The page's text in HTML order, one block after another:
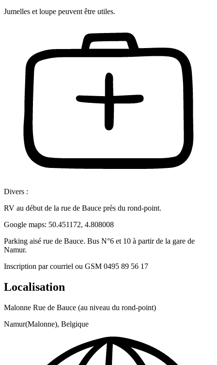
Jumelles et loupe peuvent être utiles.
Divers :
RV au début de la rue de Bauce près du rond-point.
Google maps: 50.451172, 4.808008
Parking aisé rue de Bauce. Bus N°6 et 10 à partir de la gare de
Namur.
Inscription par courriel ou GSM 0495 89 56 17
Localisation
Malonne Rue de Bauce (au niveau du rond-point)
Namur(Malonne), Belgique